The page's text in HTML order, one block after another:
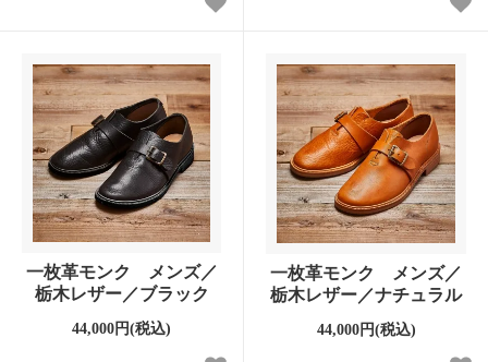
一枚革モンク メンズ／
栃木レザー／ブラック
44,000円(税込)
一枚革モンク メンズ／
栃木レザー／ナチュラル
44,000円(税込)